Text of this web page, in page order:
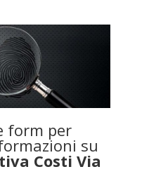
form per
su
Costi Via